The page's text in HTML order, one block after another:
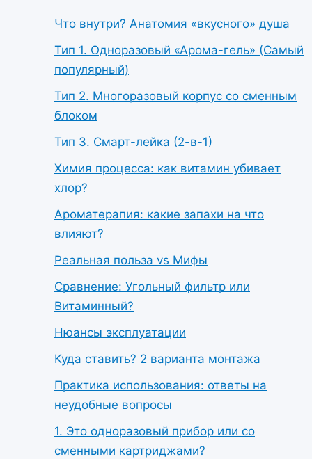
Что внутри? Анатомия «вкусного» душа
Тип 1. Одноразовый «Арома-гель» (Самый
популярный)
Тип 2. Многоразовый корпус со сменным
блоком
Тип 3. Смарт-лейка (2-в-1)
Химия процесса: как витамин убивает
хлор?
Ароматерапия: какие запахи на что
влияют?
Реальная польза vs Мифы
Сравнение: Угольный фильтр или
Витаминный?
Нюансы эксплуатации
Куда ставить? 2 варианта монтажа
Практика использования: ответы на
неудобные вопросы
1. Это одноразовый прибор или со
сменными картриджами?